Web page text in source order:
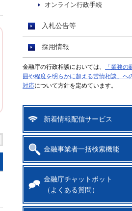
オンライン行政手続
入札公告等
採用情報
金融庁の行政相談においては、
「業務の
囲や程度を明らかに超える苦情相談」へ
対応について方針を定めています。
新着情報配信サービス
金融事業者一括検索機能
金融庁チャットボット
（よくある質問）